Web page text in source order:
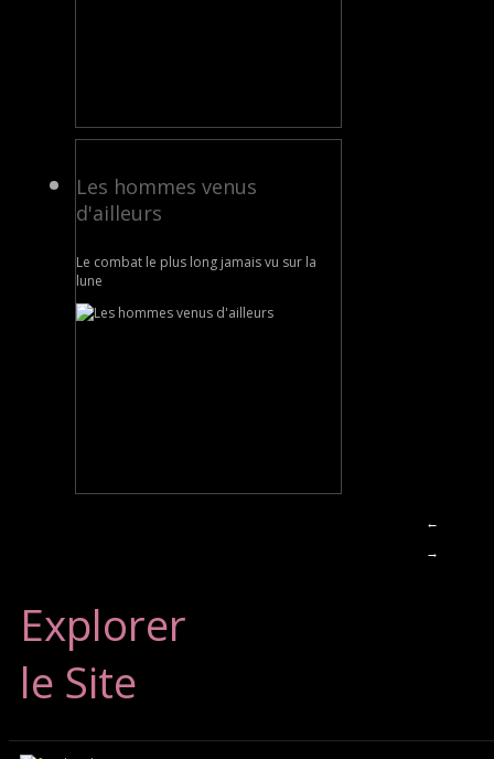
Les hommes venus
d'ailleurs
Le combat le plus long jamais vu sur la
lune
←
→
Explorer
le Site